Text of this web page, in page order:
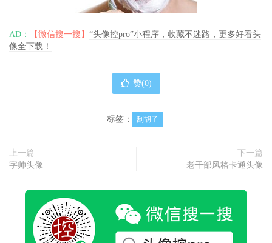
AD： 【微信搜一搜】 “头像控pro”小程序，收藏不迷路，更多好看头
像全下载！
赞(0)
标签： 刮胡子
上一篇
字帅头像
下一篇
老干部风格卡通头像